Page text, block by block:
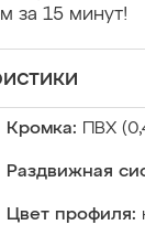
за 15 минут!
Кромка: ПВХ
Раздвижная
Цвет профиля: